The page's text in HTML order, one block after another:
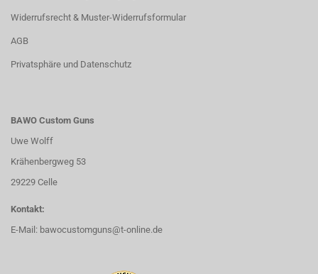
Widerrufsrecht & Muster-Widerrufsformular
AGB
Privatsphäre und Datenschutz
BAWO Custom Guns
Uwe Wolff
Krähenbergweg 53
29229 Celle
Kontakt:
E-Mail: bawocustomguns@t-online.de